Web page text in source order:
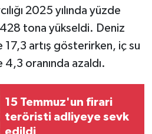
2025 yılında yüzde
tona yükseldi. Deniz
17,3 artış gösterirken, iç su
4,3 oranında azaldı.
15 Temmuz'un firari
teröristi adliyeye sevk
edildi